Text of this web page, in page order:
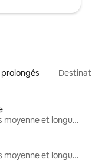
Locations moyenne et longue durée
Locations moyenne et longue durée